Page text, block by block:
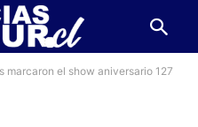
marcaron el show aniversario 127